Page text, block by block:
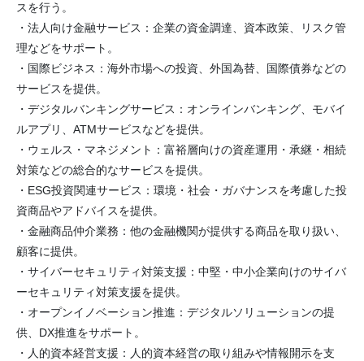
スを行う。
・法人向け金融サービス：企業の資金調達、資本政策、リスク管
理などをサポート。
・国際ビジネス：海外市場への投資、外国為替、国際債券などの
サービスを提供。
・デジタルバンキングサービス：オンラインバンキング、モバイ
ルアプリ、ATMサービスなどを提供。
・ウェルス・マネジメント：富裕層向けの資産運用・承継・相続
対策などの総合的なサービスを提供。
・ESG投資関連サービス：環境・社会・ガバナンスを考慮した投
資商品やアドバイスを提供。
・金融商品仲介業務：他の金融機関が提供する商品を取り扱い、
顧客に提供。
・サイバーセキュリティ対策支援：中堅・中小企業向けのサイバ
ーセキュリティ対策支援を提供。
・オープンイノベーション推進：デジタルソリューションの提
供、DX推進をサポート。
・人的資本経営支援：人的資本経営の取り組みや情報開示を支